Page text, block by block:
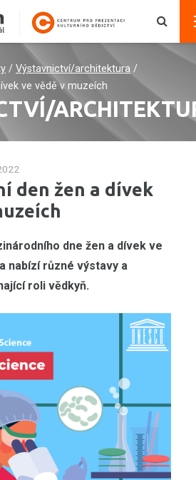
/ Výstavnictví/architektura /
ve vědě v muzeích
den žen a dívek
dne žen a dívek ve
nabízí různé výstavy a
roli vědkyň.